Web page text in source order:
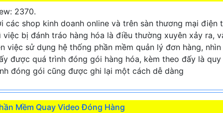
2370.
các shop kinh doanh online và trên sàn thương mại điện
việc bị đánh tráo hàng hóa là điều thường xuyên xảy ra,
việc sử dụng hệ thống phần mềm quản lý đơn hàng, nhìn
được quá trình đóng gói hàng hóa, kèm theo đấy là quy
đóng gói cũng được ghi lại một cách dễ dàng
Mềm Quay Video Đóng Hàng